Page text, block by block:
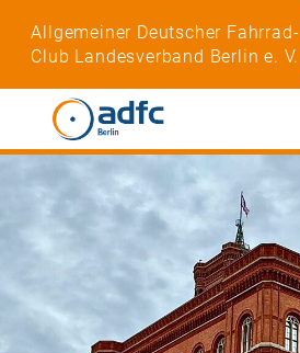
Allgemeiner Deutscher Fahrrad-
Club Landesverband Berlin e. V.